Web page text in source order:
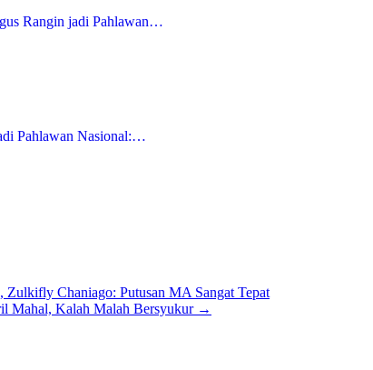
Rangin jadi Pahlawan…
Pahlawan Nasional:…
Chaniago: Putusan MA Sangat Tepat
Mahal, Kalah Malah Bersyukur →